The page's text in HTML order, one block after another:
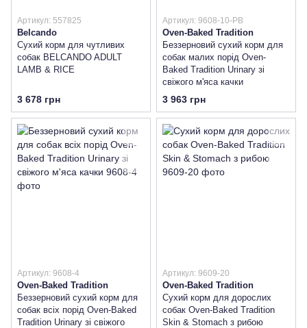
Артикул: 557825
Belcando
Сухий корм для чутливих
собак BELCANDO ADULT
LAMB & RICE
3 678 грн
Артикул: 9608-10-PB
Oven-Baked Tradition
Беззерновий сухий корм для
собак малих порід Oven-
Baked Tradition Urinary зі
свіжого м'яса качки
3 963 грн
Артикул: 9608-4
Oven-Baked Tradition
Беззерновий сухий корм для
собак всіх порід Oven-Baked
Tradition Urinary зі свіжого
Артикул: 9609-20
Oven-Baked Tradition
Сухий корм для дорослих
собак Oven-Baked Tradition
Skin & Stomach з рибою